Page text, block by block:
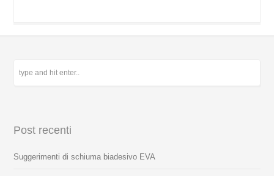
Post recenti
Suggerimenti di schiuma biadesivo EVA